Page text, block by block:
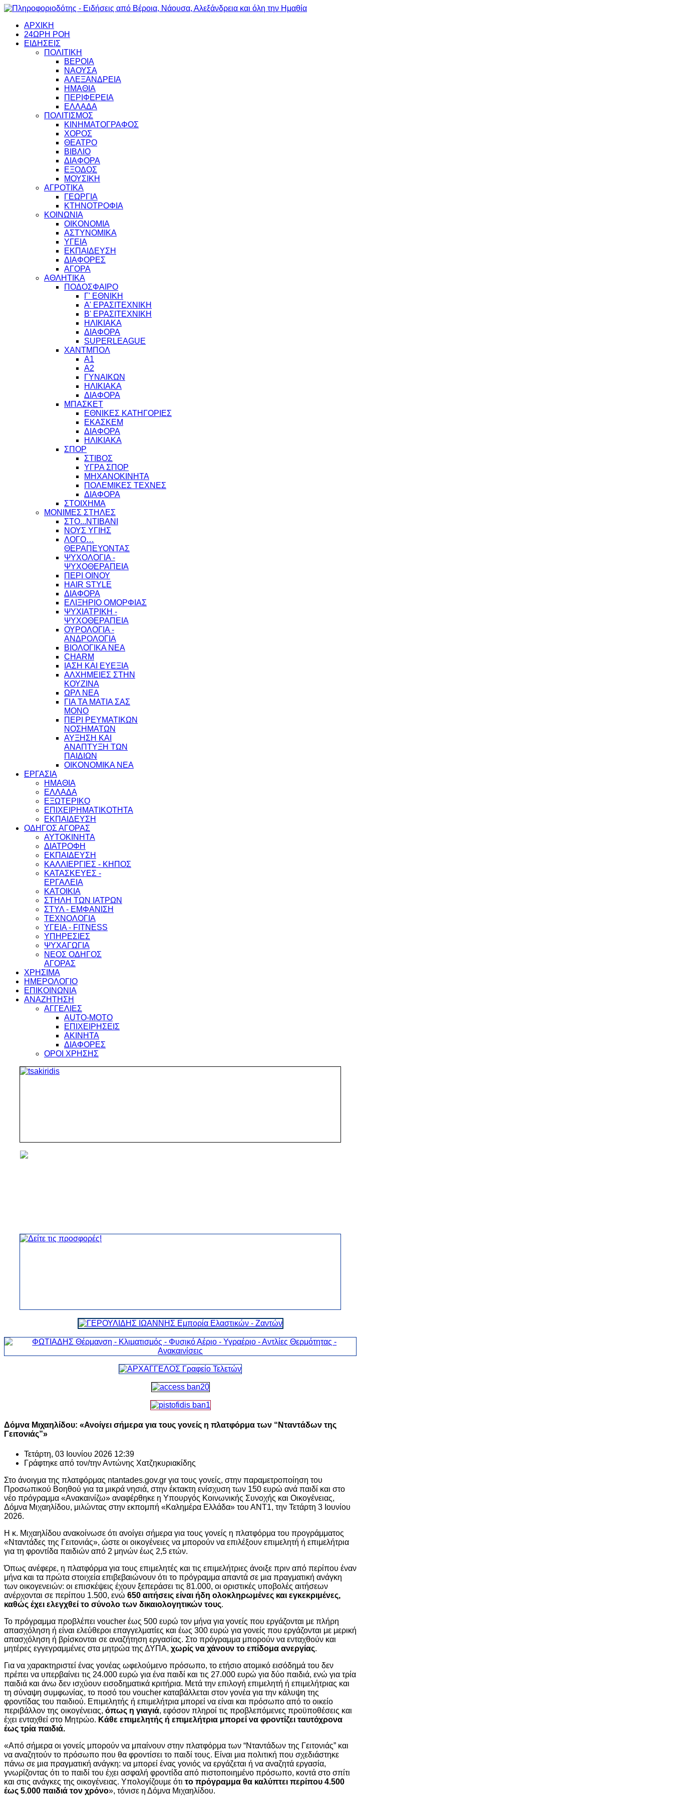
ΑΡΧΙΚΗ
24ΩΡΗ ΡΟΗ
ΕΙΔΗΣΕΙΣ
ΠΟΛΙΤΙΚΗ
ΒΕΡΟΙΑ
ΝΑΟΥΣΑ
ΑΛΕΞΑΝΔΡΕΙΑ
ΗΜΑΘΙΑ
ΠΕΡΙΦΕΡΕΙΑ
ΕΛΛΑΔΑ
ΠΟΛΙΤΙΣΜΟΣ
ΚΙΝΗΜΑΤΟΓΡΑΦΟΣ
ΧΟΡΟΣ
ΘΕΑΤΡΟ
ΒΙΒΛΙΟ
ΔΙΑΦΟΡΑ
ΕΞΟΔΟΣ
ΜΟΥΣΙΚΗ
ΑΓΡΟΤΙΚΑ
ΓΕΩΡΓΙΑ
ΚΤΗΝΟΤΡΟΦΙΑ
ΚΟΙΝΩΝΙΑ
ΟΙΚΟΝΟΜΙΑ
ΑΣΤΥΝΟΜΙΚΑ
ΥΓΕΙΑ
ΕΚΠΑΙΔΕΥΣΗ
ΔΙΑΦΟΡΕΣ
ΑΓΟΡΑ
ΑΘΛΗΤΙΚΑ
ΠΟΔΟΣΦΑΙΡΟ
Γ' ΕΘΝΙΚΗ
Α' ΕΡΑΣΙΤΕΧΝΙΚΗ
Β' ΕΡΑΣΙΤΕΧΝΙΚΗ
ΗΛΙΚΙΑΚΑ
ΔΙΑΦΟΡΑ
SUPERLEAGUE
ΧΑΝΤΜΠΟΛ
Α1
Α2
ΓΥΝΑΙΚΩΝ
ΗΛΙΚΙΑΚΑ
ΔΙΑΦΟΡΑ
ΜΠΑΣΚΕΤ
ΕΘΝΙΚΕΣ ΚΑΤΗΓΟΡΙΕΣ
ΕΚΑΣΚΕΜ
ΔΙΑΦΟΡΑ
ΗΛΙΚΙΑΚΑ
ΣΠΟΡ
ΣΤΙΒΟΣ
ΥΓΡΑ ΣΠΟΡ
ΜΗΧΑΝΟΚΙΝΗΤΑ
ΠΟΛΕΜΙΚΕΣ ΤΕΧΝΕΣ
ΔΙΑΦΟΡΑ
ΣΤΟΙΧΗΜΑ
ΜΟΝΙΜΕΣ ΣΤΗΛΕΣ
ΣΤΟ...ΝΤΙΒΑΝΙ
ΝΟΥΣ ΥΓΙΗΣ
ΛΟΓΟ…
ΘΕΡΑΠΕΥΟΝΤΑΣ
ΨΥΧΟΛΟΓΙΑ -
ΨΥΧΟΘΕΡΑΠΕΙΑ
ΠΕΡΙ ΟΙΝΟΥ
HAIR STYLE
ΔΙΑΦΟΡΑ
ΕΛΙΞΗΡΙΟ ΟΜΟΡΦΙΑΣ
ΨΥΧΙΑΤΡΙΚΗ -
ΨΥΧΟΘΕΡΑΠΕΙΑ
ΟΥΡΟΛΟΓΙΑ -
ΑΝΔΡΟΛΟΓΙΑ
ΒΙΟΛΟΓΙΚΑ ΝΕΑ
CHARM
ΙΑΣΗ ΚΑΙ ΕΥΕΞΙΑ
ΑΛΧΗΜΕΙΕΣ ΣΤΗΝ
ΚΟΥΖΙΝΑ
ΩΡΛ ΝEA
ΓΙΑ ΤΑ ΜΑΤΙΑ ΣΑΣ
ΜΟΝΟ
ΠΕΡΙ ΡΕΥΜΑΤΙΚΩΝ
ΝΟΣΗΜΑΤΩΝ
ΑΥΞΗΣΗ ΚΑΙ
ΑΝΑΠΤΥΞΗ ΤΩΝ
ΠΑΙΔΙΩΝ
ΟΙΚΟΝΟΜΙΚΑ ΝΕΑ
ΕΡΓΑΣΙΑ
ΗΜΑΘΙΑ
ΕΛΛΑΔΑ
ΕΞΩΤΕΡΙΚΟ
ΕΠΙΧΕΙΡΗΜΑΤΙΚΟΤΗΤΑ
ΕΚΠΑΙΔΕΥΣΗ
ΟΔΗΓΟΣ ΑΓΟΡΑΣ
ΑΥΤΟΚΙΝΗΤΑ
ΔΙΑΤΡΟΦΗ
ΕΚΠΑΙΔΕΥΣΗ
ΚΑΛΛΙΕΡΓΙΕΣ - ΚΗΠΟΣ
ΚΑΤΑΣΚΕΥΕΣ -
ΕΡΓΑΛΕΙΑ
ΚΑΤΟΙΚΙΑ
ΣΤΗΛΗ ΤΩΝ ΙΑΤΡΩΝ
ΣΤΥΛ - ΕΜΦΑΝΙΣΗ
ΤΕΧΝΟΛΟΓΙΑ
ΥΓΕΙΑ - FITNESS
ΥΠΗΡΕΣΙΕΣ
ΨΥΧΑΓΩΓΙΑ
ΝΕΟΣ ΟΔΗΓΟΣ
ΑΓΟΡΑΣ
ΧΡΗΣΙΜΑ
ΗΜΕΡΟΛΟΓΙΟ
ΕΠΙΚΟΙΝΩΝΙΑ
ΑΝΑΖΗΤΗΣΗ
ΑΓΓΕΛΙΕΣ
AUTO-MOTO
ΕΠΙΧΕΙΡΗΣΕΙΣ
ΑΚΙΝΗΤΑ
ΔΙΑΦΟΡΕΣ
ΟΡΟΙ ΧΡΗΣΗΣ
Δόμνα Μιχαηλίδου: «Ανοίγει σήμερα για τους γονείς η πλατφόρμα των “Νταντάδων της
Γειτονιάς”»
Τετάρτη, 03 Ιουνίου 2026 12:39
Γράφτηκε από τον/τηνΑντώνης Χατζηκυριακίδης
Στο άνοιγμα της πλατφόρμας ntantades.gov.gr για τους γονείς, στην παραμετροποίηση του
Προσωπικού Βοηθού για τα μικρά νησιά, στην έκτακτη ενίσχυση των 150 ευρώ ανά παιδί και στο
νέο πρόγραμμα «Ανακαινίζω» αναφέρθηκε η Υπουργός Κοινωνικής Συνοχής και Οικογένειας,
Δόμνα Μιχαηλίδου, μιλώντας στην εκπομπή «Καλημέρα Ελλάδα» του ΑΝΤ1, την Τετάρτη 3 Ιουνίου
2026.
Η κ. Μιχαηλίδου ανακοίνωσε ότι ανοίγει σήμερα για τους γονείς η πλατφόρμα του προγράμματος
«Νταντάδες της Γειτονιάς», ώστε οι οικογένειες να μπορούν να επιλέξουν επιμελητή ή επιμελήτρια
για τη φροντίδα παιδιών από 2 μηνών έως 2,5 ετών.
Όπως ανέφερε, η πλατφόρμα για τους επιμελητές και τις επιμελήτριες άνοιξε πριν από περίπου έναν
μήνα και τα πρώτα στοιχεία επιβεβαιώνουν ότι το πρόγραμμα απαντά σε μια πραγματική ανάγκη
των οικογενειών: οι επισκέψεις έχουν ξεπεράσει τις 81.000, οι οριστικές υποβολές αιτήσεων
ανέρχονται σε περίπου 1.500, ενώ 650 αιτήσεις είναι ήδη ολοκληρωμένες και εγκεκριμένες,
καθώς έχει ελεγχθεί το σύνολο των δικαιολογητικών τους.
Το πρόγραμμα προβλέπει voucher έως 500 ευρώ τον μήνα για γονείς που εργάζονται με πλήρη
απασχόληση ή είναι ελεύθεροι επαγγελματίες και έως 300 ευρώ για γονείς που εργάζονται με μερική
απασχόληση ή βρίσκονται σε αναζήτηση εργασίας. Στο πρόγραμμα μπορούν να ενταχθούν και
μητέρες εγγεγραμμένες στα μητρώα της ΔΥΠΑ, χωρίς να χάνουν το επίδομα ανεργίας.
Για να χαρακτηριστεί ένας γονέας ωφελούμενο πρόσωπο, το ετήσιο ατομικό εισόδημά του δεν
πρέπει να υπερβαίνει τις 24.000 ευρώ για ένα παιδί και τις 27.000 ευρώ για δύο παιδιά, ενώ για τρία
παιδιά και άνω δεν ισχύουν εισοδηματικά κριτήρια. Μετά την επιλογή επιμελητή ή επιμελήτριας και
τη σύναψη συμφωνίας, το ποσό του voucher καταβάλλεται στον γονέα για την κάλυψη της
φροντίδας του παιδιού. Επιμελητής ή επιμελήτρια μπορεί να είναι και πρόσωπο από το οικείο
περιβάλλον της οικογένειας, όπως η γιαγιά, εφόσον πληροί τις προβλεπόμενες προϋποθέσεις και
έχει ενταχθεί στο Μητρώο. Κάθε επιμελητής ή επιμελήτρια μπορεί να φροντίζει ταυτόχρονα
έως τρία παιδιά.
«Από σήμερα οι γονείς μπορούν να μπαίνουν στην πλατφόρμα των “Νταντάδων της Γειτονιάς” και
να αναζητούν το πρόσωπο που θα φροντίσει το παιδί τους. Είναι μια πολιτική που σχεδιάστηκε
πάνω σε μια πραγματική ανάγκη: να μπορεί ένας γονιός να εργάζεται ή να αναζητά εργασία,
γνωρίζοντας ότι το παιδί του έχει ασφαλή φροντίδα από πιστοποιημένο πρόσωπο, κοντά στο σπίτι
και στις ανάγκες της οικογένειας. Υπολογίζουμε ότι το πρόγραμμα θα καλύπτει περίπου 4.500
έως 5.000 παιδιά τον χρόνο», τόνισε η Δόμνα Μιχαηλίδου.